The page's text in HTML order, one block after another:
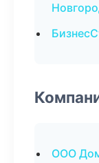
ООО